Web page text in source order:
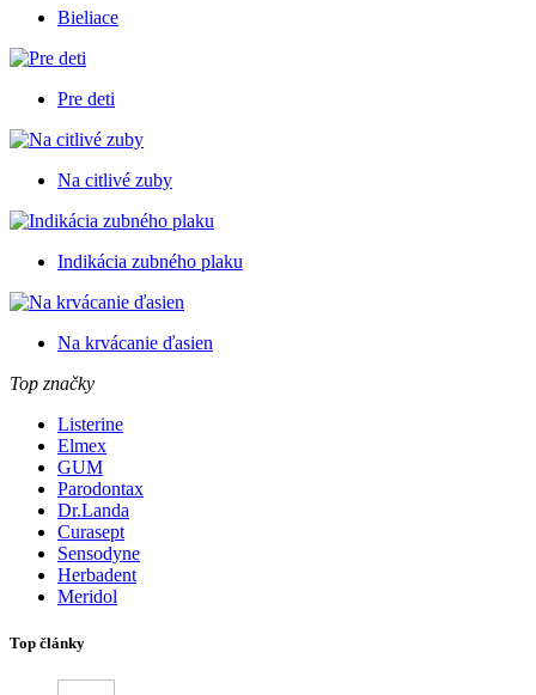
Bieliace
Pre deti
Na citlivé zuby
Indikácia zubného plaku
Na krvácanie ďasien
Top značky
Listerine
Elmex
GUM
Parodontax
Dr.Landa
Curasept
Sensodyne
Herbadent
Meridol
Top články